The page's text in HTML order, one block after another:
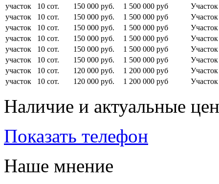
участок
10 сот. 150 000 руб. 1 500 000 руб
участок
10 сот. 150 000 руб. 1 500 000 руб
участок
10 сот. 150 000 руб. 1 500 000 руб
участок
10 сот. 150 000 руб. 1 500 000 руб
участок
10 сот. 150 000 руб. 1 500 000 руб
участок
10 сот. 150 000 руб. 1 500 000 руб
участок
10 сот. 120 000 руб. 1 200 000 руб
участок
10 сот. 120 000 руб. 1 200 000 руб
Наличие и актуальные
Показать телефон
Наше мнение